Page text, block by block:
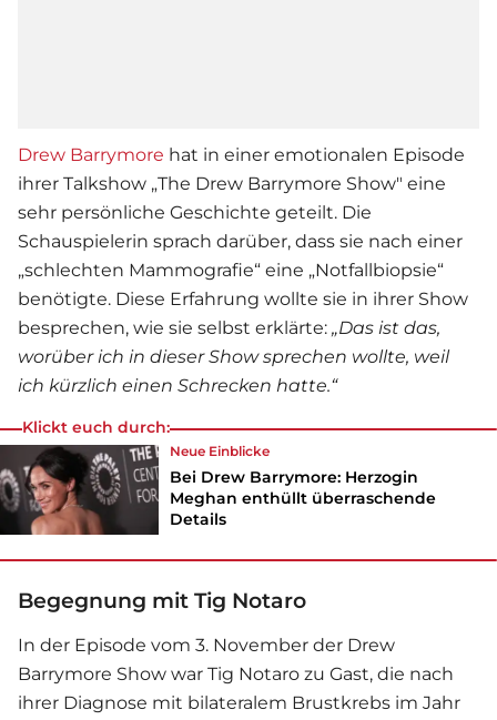
Drew Barrymore hat in einer emotionalen Episode
ihrer Talkshow „The Drew Barrymore Show" eine
sehr persönliche Geschichte geteilt. Die
Schauspielerin sprach darüber, dass sie nach einer
„schlechten Mammografie“ eine „Notfallbiopsie“
benötigte. Diese Erfahrung wollte sie in ihrer Show
besprechen, wie sie selbst erklärte: „Das ist das,
worüber ich in dieser Show sprechen wollte, weil
ich kürzlich einen Schrecken hatte.“
Klickt euch durch:
Neue Einblicke
Bei Drew Barrymore: Herzogin
Meghan enthüllt überraschende
Details
Begegnung mit Tig Notaro
In der Episode vom 3. November der Drew
Barrymore Show war Tig Notaro zu Gast, die nach
ihrer Diagnose mit bilateralem Brustkrebs im Jahr